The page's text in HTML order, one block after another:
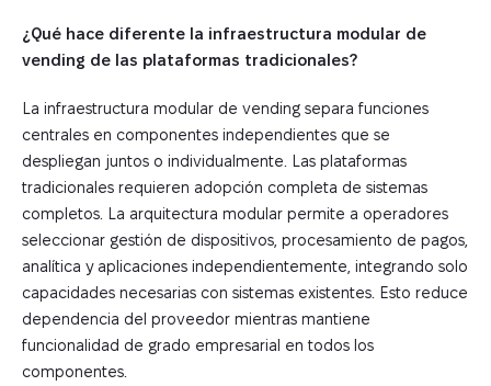
¿Qué hace diferente la infraestructura modular de
vending de las plataformas tradicionales?
La infraestructura modular de vending separa funciones
centrales en componentes independientes que se
despliegan juntos o individualmente. Las plataformas
tradicionales requieren adopción completa de sistemas
completos. La arquitectura modular permite a operadores
seleccionar gestión de dispositivos, procesamiento de pagos,
analítica y aplicaciones independientemente, integrando solo
capacidades necesarias con sistemas existentes. Esto reduce
dependencia del proveedor mientras mantiene
funcionalidad de grado empresarial en todos los
componentes.